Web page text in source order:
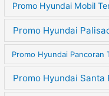
Promo Hyundai Mobil
Promo Hyundai
Promo Hyundai Pancoran
Promo Hyundai Santa